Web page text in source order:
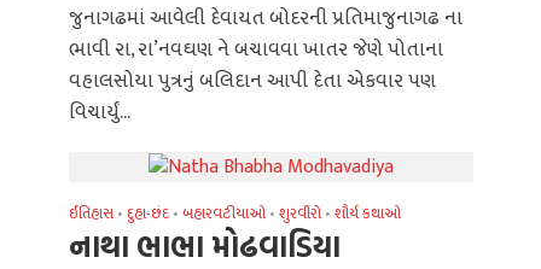
જુનાગઢમાં આવેલી દેવાયત બોદરની પ્રતિમાજુનાગઢ ના
ભાવી રા, રા’નવઘણ ને બચાવવા ખાતર જેણે પોતાના
વહાલસોયા પુત્રનું બલિદાન આપી દેતા એકવાર પણ
વિચાર્યું...
ઈતિહાસ • દુહા-છંદ • બહારવટીયાઓ • શુરવીરો • શૌર્ય કથાઓ
નાથા ભાભા મોઢવાડિયા